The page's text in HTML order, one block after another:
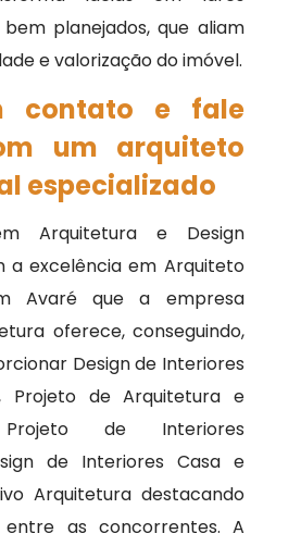
planejados, que aliam
e valorização do imóvel.
contato e fale
um arquiteto
especializado
Arquitetura e Design
a excelência em Arquiteto
Avaré que a empresa
oferece, conseguindo,
Design de Interiores
Projeto de Arquitetura e
Projeto de Interiores
de Interiores Casa e
Arquitetura destacando
entre as concorrentes. A